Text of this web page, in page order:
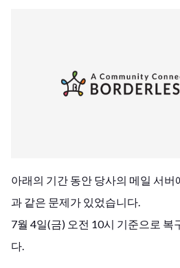
아래의 기간 동안 당사의 메일 서
과 같은 문제가 있었습니다.
7월 4일(금) 오전 10시 기준으로 복
다.